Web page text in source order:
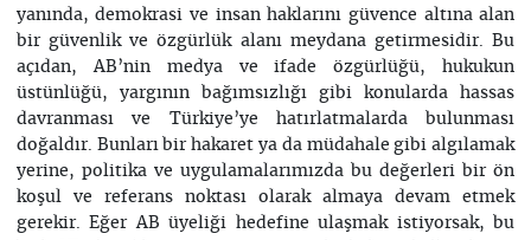
yanında, demokrasi ve insan haklarını güvence altına alan
bir güvenlik ve özgürlük alanı meydana getirmesidir. Bu
açıdan, AB’nin medya ve ifade özgürlüğü, hukukun
üstünlüğü, yargının bağımsızlığı gibi konularda hassas
davranması ve Türkiye’ye hatırlatmalarda bulunması
doğaldır. Bunları bir hakaret ya da müdahale gibi algılamak
yerine, politika ve uygulamalarımızda bu değerleri bir ön
koşul ve referans noktası olarak almaya devam etmek
gerekir. Eğer AB üyeliği hedefine ulaşmak istiyorsak, bu